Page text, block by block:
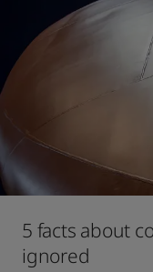
5 facts about
ignored